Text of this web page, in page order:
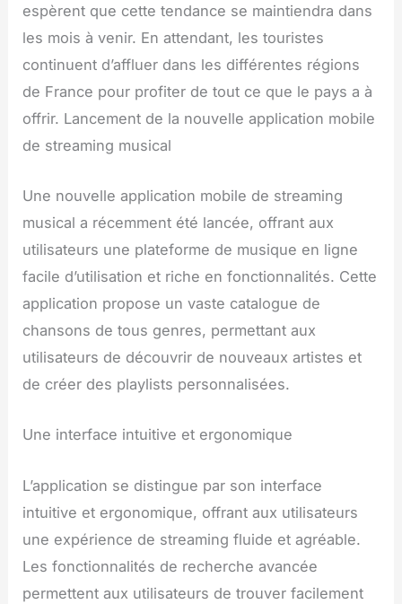
espèrent que cette tendance se maintiendra dans
les mois à venir. En attendant, les touristes
continuent d’affluer dans les différentes régions
de France pour profiter de tout ce que le pays a à
offrir. Lancement de la nouvelle application mobile
de streaming musical
Une nouvelle application mobile de streaming
musical a récemment été lancée, offrant aux
utilisateurs une plateforme de musique en ligne
facile d’utilisation et riche en fonctionnalités. Cette
application propose un vaste catalogue de
chansons de tous genres, permettant aux
utilisateurs de découvrir de nouveaux artistes et
de créer des playlists personnalisées.
Une interface intuitive et ergonomique
L’application se distingue par son interface
intuitive et ergonomique, offrant aux utilisateurs
une expérience de streaming fluide et agréable.
Les fonctionnalités de recherche avancée
permettent aux utilisateurs de trouver facilement